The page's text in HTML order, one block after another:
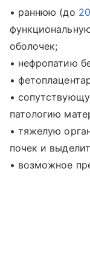
• раннюю (до
оболочек;
• нефропатию
•
•
патологию
• тяжелую
почек и
• возможное